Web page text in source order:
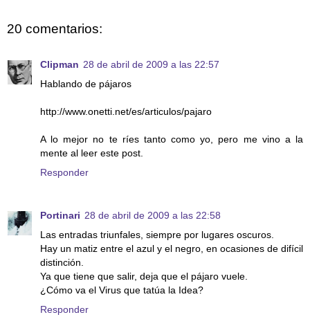
20 comentarios:
Clipman 28 de abril de 2009 a las 22:57
Hablando de pájaros
http://www.onetti.net/es/articulos/pajaro
A lo mejor no te ríes tanto como yo, pero me vino a la
mente al leer este post.
Responder
Portinari 28 de abril de 2009 a las 22:58
Las entradas triunfales, siempre por lugares oscuros.
Hay un matiz entre el azul y el negro, en ocasiones de difícil
distinción.
Ya que tiene que salir, deja que el pájaro vuele.
¿Cómo va el Virus que tatúa la Idea?
Responder